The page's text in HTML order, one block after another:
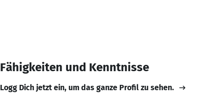
Fähigkeiten und Kenntnisse
Logg Dich jetzt ein, um das ganze Profil zu sehen.